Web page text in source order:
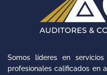
Somos líderes en servicios
profesionales calificados en